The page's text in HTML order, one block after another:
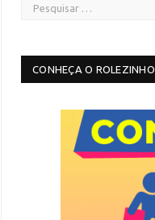
CONHEÇA O ROLEZINHO